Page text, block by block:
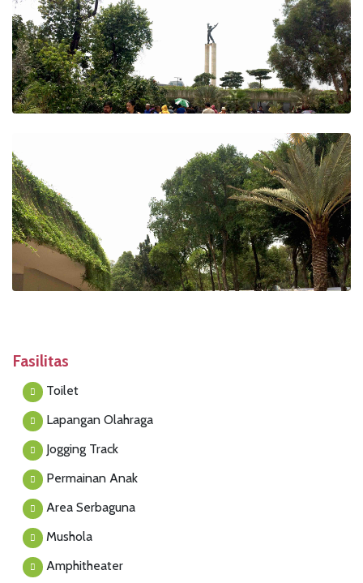
Fasilitas
Toilet
Lapangan Olahraga
Jogging Track
Permainan Anak
Area Serbaguna
Mushola
Amphitheater